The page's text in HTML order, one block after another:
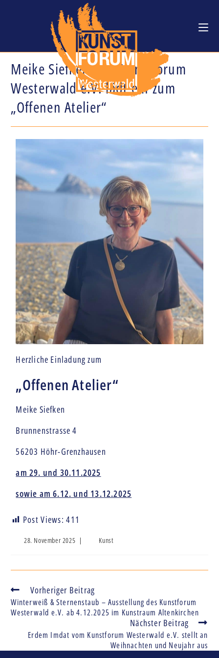
Meike Siefken vom Kunstforum
Westerwald e.V. lädt ein zum
„Offenen Atelier“
Herzliche Einladung zum
„Offenen Atelier“
Meike Siefken
Brunnenstrasse 4
56203 Höhr-Grenzhausen
am 29. und 30.11.2025
sowie am 6.12. und 13.12.2025
Post Views: 411
28. November 2025 Kunst
Vorheriger Beitrag
Winterweiß & Sternenstaub – Ausstellung des Kunstforum
Westerwald e.V. ab 4.12.2025 im Kunstraum Altenkirchen
Nächster Beitrag
Erdem Imdat vom Kunstforum Westerwald e.V. stellt an
Weihnachten und Neujahr aus